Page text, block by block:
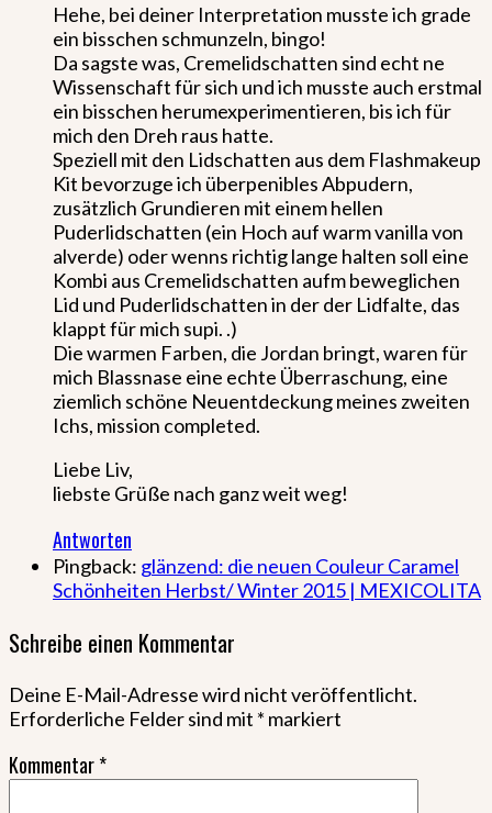
Hehe, bei deiner Interpretation musste ich grade
ein bisschen schmunzeln, bingo!
Da sagste was, Cremelidschatten sind echt ne
Wissenschaft für sich und ich musste auch erstmal
ein bisschen herumexperimentieren, bis ich für
mich den Dreh raus hatte.
Speziell mit den Lidschatten aus dem Flashmakeup
Kit bevorzuge ich überpenibles Abpudern,
zusätzlich Grundieren mit einem hellen
Puderlidschatten (ein Hoch auf warm vanilla von
alverde) oder wenns richtig lange halten soll eine
Kombi aus Cremelidschatten aufm beweglichen
Lid und Puderlidschatten in der der Lidfalte, das
klappt für mich supi. .)
Die warmen Farben, die Jordan bringt, waren für
mich Blassnase eine echte Überraschung, eine
ziemlich schöne Neuentdeckung meines zweiten
Ichs, mission completed.
Liebe Liv,
liebste Grüße nach ganz weit weg!
Antworten
Pingback: glänzend: die neuen Couleur Caramel
Schönheiten Herbst/ Winter 2015 | MEXICOLITA
Schreibe einen Kommentar
Deine E-Mail-Adresse wird nicht veröffentlicht.
Erforderliche Felder sind mit * markiert
Kommentar*